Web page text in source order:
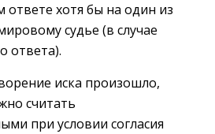
хотя бы на один из
судье (в случае
ответа).
иска произошло,
считать
при условии согласия